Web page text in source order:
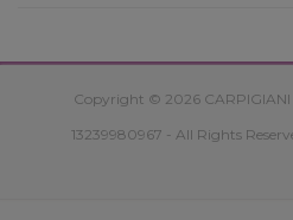
Copyright © 2026 CARPIGIANI
13239980967 - All Rights